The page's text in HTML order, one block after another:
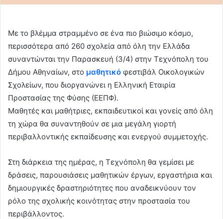
Με το βλέμμα στραμμένο σε ένα πιο βιώσιμο κόσμο,
περισσότερα από 260 σχολεία από όλη την Ελλάδα
συναντώνται την Παρασκευή (3/4) στην Τεχνόπολη του
Δήμου Αθηναίων, στο μαθητικό φεστιβάλ Οικολογικών
Σχολείων, που διοργανώνει η Ελληνική Εταιρία
Προστασίας της Φύσης (ΕΕΠΦ).
Μαθητές και μαθήτριες, εκπαιδευτικοί και γονείς από όλη
τη χώρα θα συναντηθούν σε μια μεγάλη γιορτή
περιβαλλοντικής εκπαίδευσης και ενεργού συμμετοχής.
Στη διάρκεια της ημέρας, η Τεχνόπολη θα γεμίσει με
δράσεις, παρουσιάσεις μαθητικών έργων, εργαστήρια και
δημιουργικές δραστηριότητες που αναδεικνύουν τον
ρόλο της σχολικής κοινότητας στην προστασία του
περιβάλλοντος.